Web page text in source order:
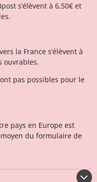
s’élèvent à 6,50€ et
la France s’élèvent à
ouvrables.
pas possibles pour le
pays en Europe est
du formulaire de